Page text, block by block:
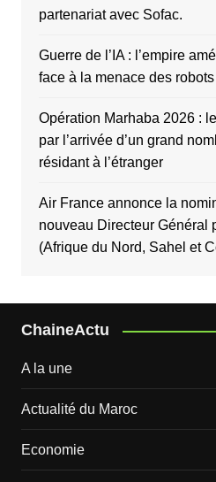
partenariat avec Sofac.
Guerre de l’IA : l’empire
face à la menace des
Opération Marhaba 2026 :
par l’arrivée d’un grand
résidant à l’étranger
Air France annonce la
nouveau Directeur Général
(Afrique du Nord, Sahel et
ChaineActu
A la une
Actualité du Maroc
Economie